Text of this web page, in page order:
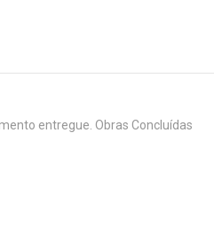
entregue. Obras Concluídas